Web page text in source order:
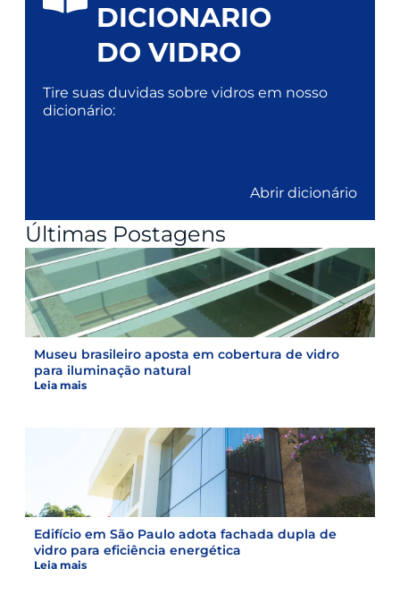
DICIONARIO
DO VIDRO
Tire suas duvidas sobre vidros em nosso
dicionário:
Abrir dicionário
Últimas Postagens
Museu brasileiro aposta em cobertura de vidro
para iluminação natural
Leia mais
Edifício em São Paulo adota fachada dupla de
vidro para eficiência energética
Leia mais